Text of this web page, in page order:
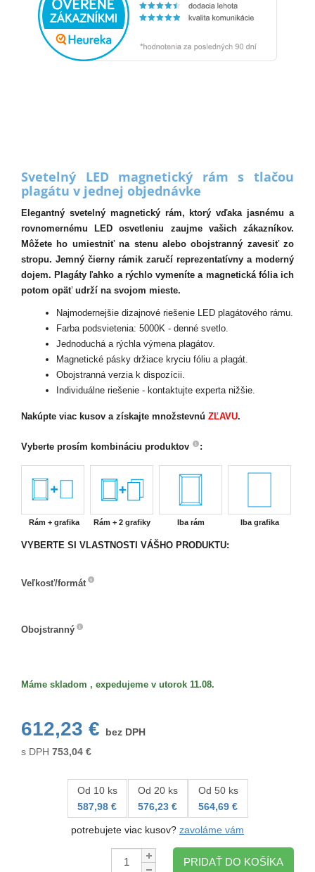
Svetelný LED magnetický rám s tlačou
plagátu v jednej objednávke
Elegantný svetelný magnetický rám, ktorý vďaka jasnému a
rovnomernému LED osvetleniu zaujme vašich zákazníkov.
Môžete ho umiestniť na stenu alebo obojstranný zavesiť zo
stropu. Jemný čierny rámik zaručí reprezentatívny a moderný
dojem. Plagáty ľahko a rýchlo vymeníte a magnetická fólia ich
potom opäť udrží na svojom mieste.
Najmodernejšie dizajnové riešenie LED plagátového rámu.
Farba podsvietenia: 5000K - denné svetlo.
Jednoduchá a rýchla výmena plagátov.
Magnetické pásky držiace kryciu fóliu a plagát.
Obojstranná verzia k dispozícii.
Individuálne riešenie - kontaktujte experta nižšie.
Nakúpte viac kusov a získajte množstevnú ZĽAVU.
Vyberte prosím kombináciu produktov :
Rám + grafika Rám + 2 grafiky Iba rám Iba grafika
VYBERTE SI VLASTNOSTI VÁŠHO PRODUKTU:
Veľkosť/formát
Obojstranný
Máme skladom , expedujeme v utorok 11.08.
612,23 €
bez DPH
s DPH 753,04 €
Od 10 ks
587,98 €
Od 20 ks
576,23 €
Od 50 ks
564,69 €
potrebujete viac kusov? zavoláme vám
Množstvo:
PRIDAŤ DO KOŠÍKA